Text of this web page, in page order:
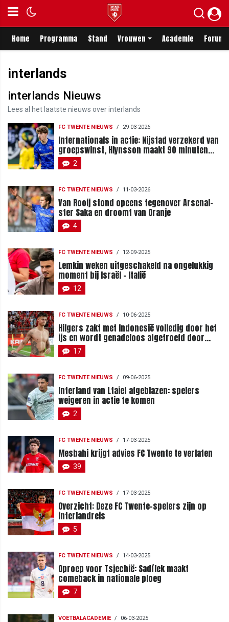
Home Programma Stand Vrouwen Academie Forum
interlands
interlands Nieuws
Lees al het laatste nieuws over interlands
FC TWENTE NIEUWS / 29-03-2026
Internationals in actie: Nijstad verzekerd van
groepswinst, Hlynsson maakt 90 minuten
niet vol
2
FC TWENTE NIEUWS / 11-03-2026
Van Rooij stond opeens tegenover Arsenal-
ster Saka en droomt van Oranje
4
FC TWENTE NIEUWS / 12-09-2025
Lemkin weken uitgeschakeld na ongelukkig
moment bij Israël - Italië
12
FC TWENTE NIEUWS / 10-06-2025
Hilgers zakt met Indonesië volledig door het
ijs en wordt genadeloos afgetroefd door
Japan
17
FC TWENTE NIEUWS / 09-06-2025
Interland van Ltaief afgeblazen: spelers
weigeren in actie te komen
2
FC TWENTE NIEUWS / 17-03-2025
Mesbahi krijgt advies FC Twente te verlaten
39
FC TWENTE NIEUWS / 17-03-2025
Overzicht: Deze FC Twente-spelers zijn op
interlandreis
5
FC TWENTE NIEUWS / 14-03-2025
Oproep voor Tsjechië: Sadílek maakt
comeback in nationale ploeg
7
VOETBALACADEMIE / 06-03-2025